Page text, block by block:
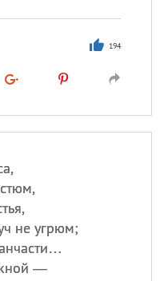
194
не угрюм;
—